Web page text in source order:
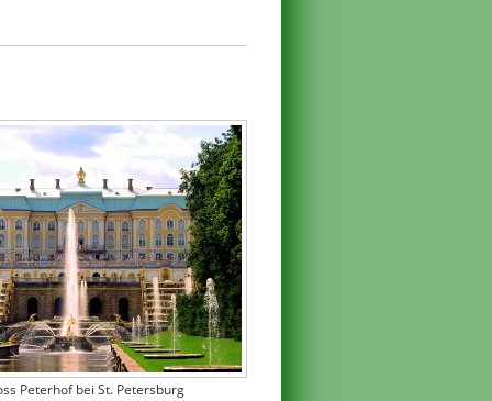
Peterhof bei St. Petersburg